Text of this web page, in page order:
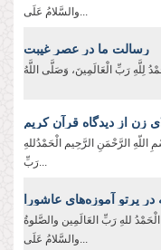
والسَّلامُ عَلَی...
رسالت ما در عصر غیبت
زن از دیدگاه قرآن کریم
اللّهِ الرَّحْمَنِ الرَّحِیم الْحَمْدُللهِ
رَبِّ...
للهِ رَبِّ العَالَمِین والصَّلوةُ
والسَّلامُ عَلَی...